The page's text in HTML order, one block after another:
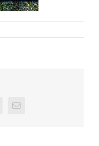
PinterestEmail